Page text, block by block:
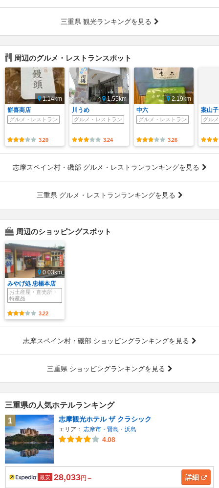
三重県 観光ランキングを見る
周辺のグルメ・レストランスポット
1.14km
餅喜商店
グルメ・レストラン
3.20
1.55km
川うめ
グルメ・レストラン
3.24
2.19km
中六
グルメ・レストラン
3.26
案山子
グル
志摩スペイン村・磯部 グルメ・レストランランキングを見る
三重県 グルメ・レストランランキングを見る
周辺のショッピングスポット
0.03km
みやげ処 忠楊本店
お土産屋・直売所・
特産品
3.22
志摩スペイン村・磯部 ショッピングランキングを見る
三重県 ショッピングランキングを見る
三重県の人気ホテルランキング
1
志摩観光ホテル ザ クラシック
エリア： 志摩市・賢島・浜島
4.08
最安 28,033円～ 詳細